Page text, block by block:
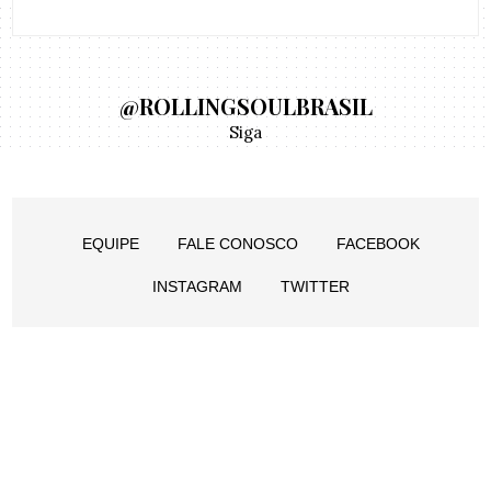
@ROLLINGSOULBRASIL
Siga
EQUIPE FALE CONOSCO FACEBOOK
INSTAGRAM TWITTER